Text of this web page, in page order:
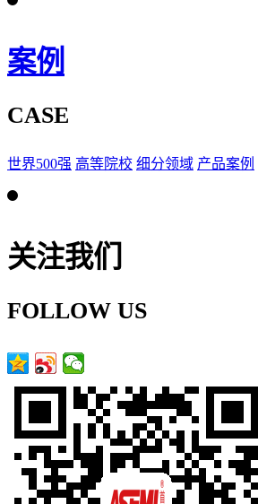
案例
CASE
世界500强 高等院校 细分领域 产品案例
关注我们
FOLLOW US